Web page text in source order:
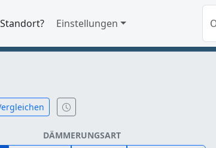
Standort? Einstellungen
DÄMMERUNGSART